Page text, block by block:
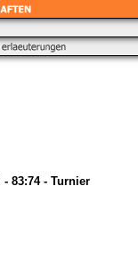
- 83:74 - Turnier